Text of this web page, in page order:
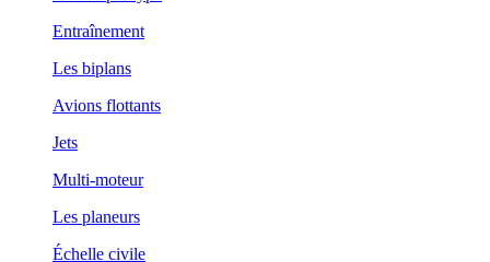
Entraînement
Les biplans
Avions flottants
Jets
Multi-moteur
Les planeurs
Échelle civile